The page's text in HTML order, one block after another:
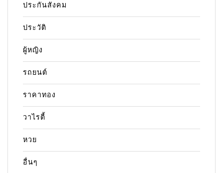
ประกันสังคม
ประวัติ
ผู้หญิง
รถยนต์
ราคาทอง
วาไรตี้
หวย
อื่นๆ